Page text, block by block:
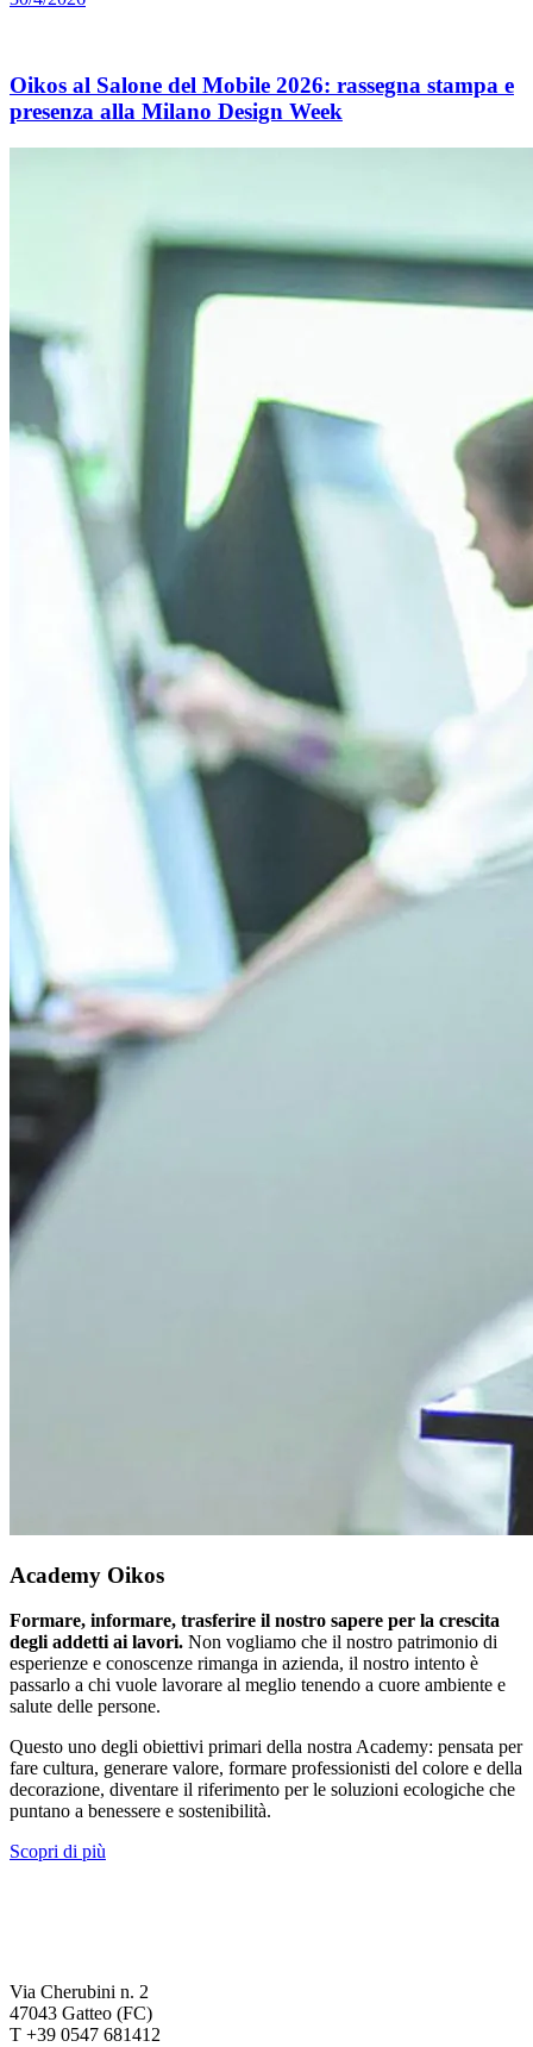
Oikos al Salone del Mobile 2026: rassegna stampa e
presenza alla Milano Design Week
Academy Oikos
Formare, informare, trasferire il nostro sapere per la crescita
degli addetti ai lavori. Non vogliamo che il nostro patrimonio di
esperienze e conoscenze rimanga in azienda, il nostro intento è
passarlo a chi vuole lavorare al meglio tenendo a cuore ambiente e
salute delle persone.
Questo uno degli obiettivi primari della nostra Academy: pensata per
fare cultura, generare valore, formare professionisti del colore e della
decorazione, diventare il riferimento per le soluzioni ecologiche che
puntano a benessere e sostenibilità.
Scopri di più
Via Cherubini n. 2
47043 Gatteo (FC)
T +39 0547 681412